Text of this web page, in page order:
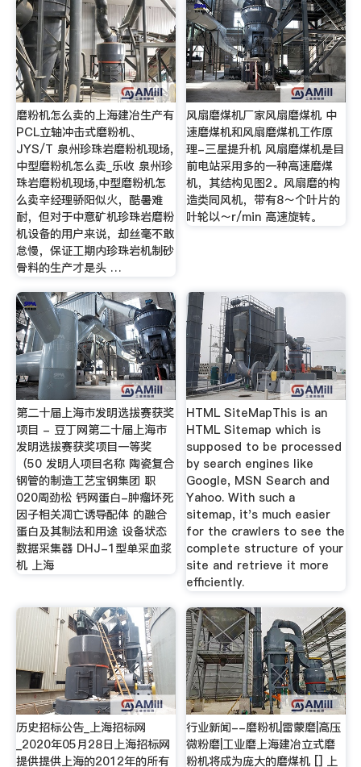
磨粉机怎么卖的上海建冶生产有
PCL立轴冲击式磨粉机、
JYS/T 泉州珍珠岩磨粉机现场,
中型磨粉机怎么卖_乐收 泉州珍
珠岩磨粉机现场,中型磨粉机怎
么卖辛经理骄阳似火，酷暑难
耐，但对于中意矿机珍珠岩磨粉
机设备的用户来说，却丝毫不敢
怠慢，保证工期内珍珠岩机制砂
骨料的生产才是头 …
风扇磨煤机厂家风扇磨煤机 中
速磨煤机和风扇磨煤机工作原
理-三星提升机 风扇磨煤机是目
前电站采用多的一种高速磨煤
机，其结构见图2。风扇磨的构
造类同风机，带有8～个叶片的
叶轮以～r/min 高速旋转。
第二十届上海市发明选拔赛获奖
项目 - 豆丁网第二十届上海市
发明选拔赛获奖项目一等奖
（50 发明人项目名称 陶瓷复合
钢管的制造工艺宝钢集团 职
020周劲松 钙网蛋白-肿瘤坏死
因子相关凋亡诱导配体 的融合
蛋白及其制法和用途 设备状态
数据采集器 DHJ-1型单采血浆
机 上海
HTML SiteMapThis is an
HTML Sitemap which is
supposed to be processed
by search engines like
Google, MSN Search and
Yahoo. With such a
sitemap, it's much easier
for the crawlers to see the
complete structure of your
site and retrieve it more
efficiently.
历史招标公告_上海招标网
_2020年05月28日上海招标网
提供提供上海的2012年的所有
行业新闻--磨粉机|雷蒙磨|高压
微粉磨|工业磨上海建冶立式磨
粉机将成为庞大的磨煤机 [] 上